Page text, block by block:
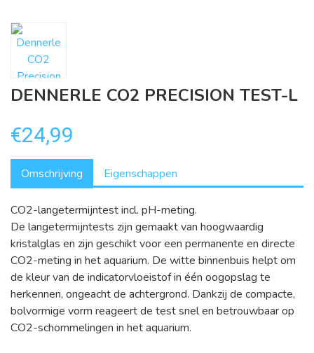
DENNERLE CO2 PRECISION TEST-L
€24,99
Omschrijving Eigenschappen
CO2-langetermijntest incl. pH-meting.
De langetermijntests zijn gemaakt van hoogwaardig
kristalglas en zijn geschikt voor een permanente en directe
CO2-meting in het aquarium. De witte binnenbuis helpt om
de kleur van de indicatorvloeistof in één oogopslag te
herkennen, ongeacht de achtergrond. Dankzij de compacte,
bolvormige vorm reageert de test snel en betrouwbaar op
CO2-schommelingen in het aquarium.